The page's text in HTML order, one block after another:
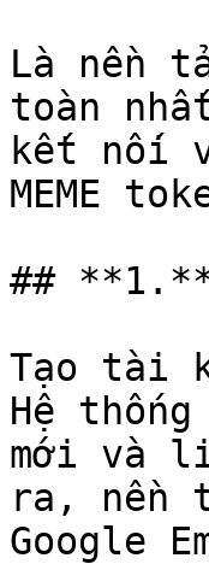
Là nền
toàn
kết nối
MEME
## **1.**
Tạo tài
Hệ
mới và
ra, nền
Google